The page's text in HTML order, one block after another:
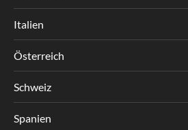
Italien
Österreich
Schweiz
Spanien